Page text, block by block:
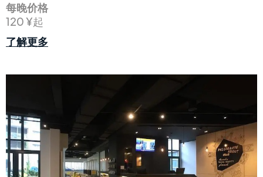
每晚价格
120 ¥起
了解更多